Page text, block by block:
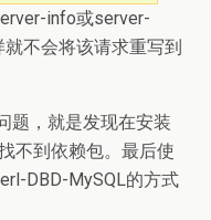
info或server-
不会将该请求重写到
题，就是发现在安装
不到依赖包。最后使
DBD-MySQL的方式